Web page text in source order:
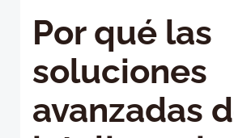
Por qué las
soluciones
avanzadas